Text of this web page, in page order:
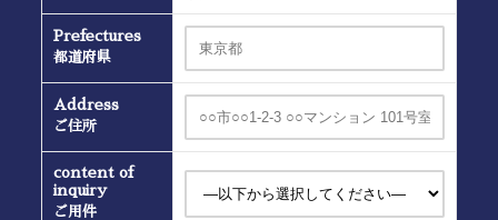
Prefectures
都道府県
Address
ご住所
content of
inquiry
ご用件